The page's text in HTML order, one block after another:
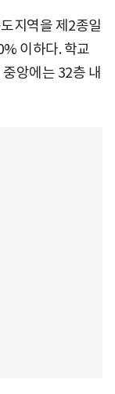
지역을 제2종일
이하다. 학교
앙에는 32층 내